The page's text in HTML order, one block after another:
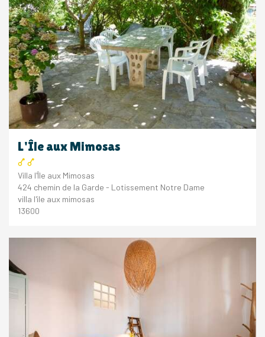
L'Île aux Mimosas
Villa l'Île aux Mimosas
424 chemin de la Garde - Lotissement Notre Dame
villa l'ile aux mimosas
13600